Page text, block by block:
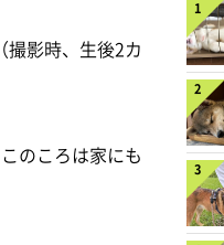
撮影時、生後2カ
のころは家にも